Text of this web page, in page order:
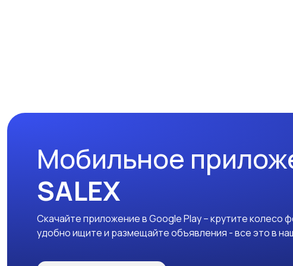
Мобильное
SALEX
Скачайте приложение в Google Play – крутите колесо
удобно ищите и размещайте объявления - все это в